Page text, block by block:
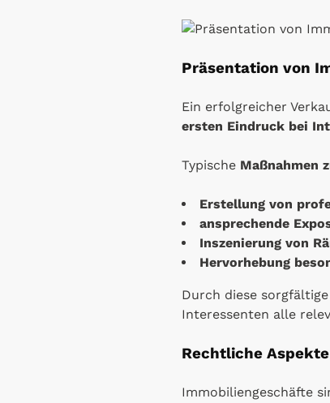
Präsentation von
Ein erfolgreicher
ersten Eindruck bei
Typische Maßnahmen
Erstellung von
ansprechende
Inszenierung von
Hervorhebung
Durch diese
Interessenten alle
Rechtliche
Immobiliengeschäfte